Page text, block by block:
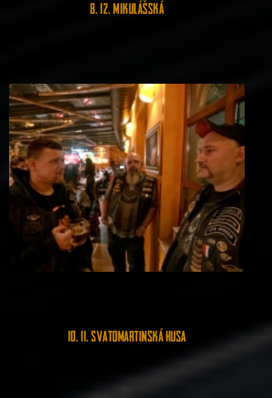
8. 12. Mikulášská
10. 11. Svatomartinská husa